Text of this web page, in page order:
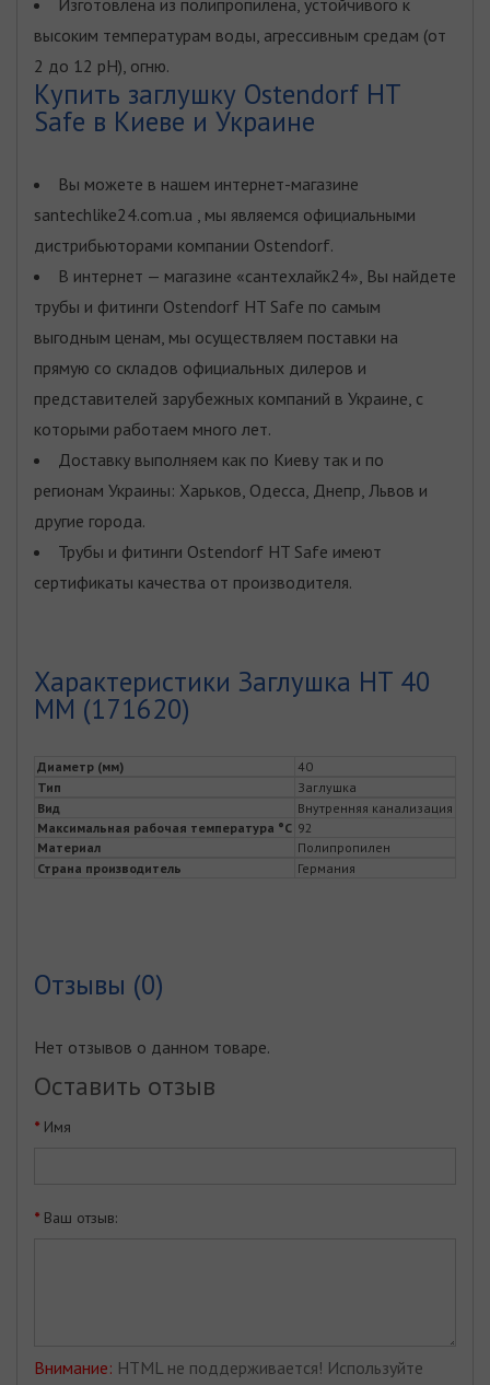
высоким температурам воды, агрессивным средам (от
2 до 12 рH), огню.
Купить заглушку Ostendorf HT
Safe в Киеве и Украине
Вы можете в нашем интернет-магазине
santechlike24.com.ua , мы являемся официальными
дистрибьюторами компании Ostendorf.
В интернет — магазине «сантехлайк24», Вы найдете
трубы и фитинги Ostendorf HT Safe по самым
выгодным ценам, мы осуществляем поставки на
прямую со складов официальных дилеров и
представителей зарубежных компаний в Украине, с
которыми работаем много лет.
Доставку выполняем как по Киеву так и по
регионам Украины: Харьков, Одесса, Днепр, Львов и
другие города.
Трубы и фитинги Ostendorf HT Safe имеют
сертификаты качества от производителя.
Характеристики Заглушка HT 40
ММ (171620)
Диаметр (мм)
40
Тип
Заглушка
Вид
Внутренняя канализация
Максимальная рабочая температура °С 92
Материал
Полипропилен
Страна производитель
Германия
Отзывы (0)
Нет отзывов о данном товаре.
Оставить отзыв
Имя
Ваш отзыв:
Внимание: HTML не поддерживается! Используйте